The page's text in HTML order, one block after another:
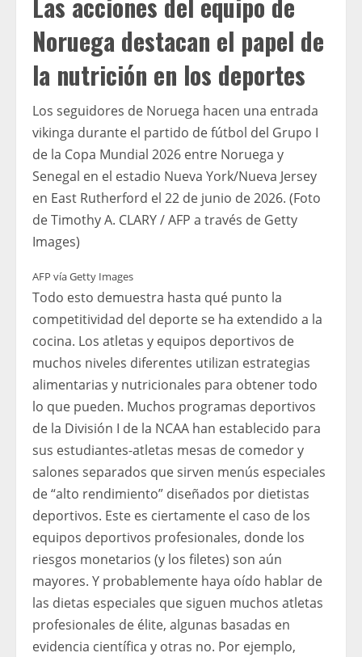
Noruega destacan el papel de
la nutrición en los deportes
Los seguidores de Noruega hacen una entrada
vikinga durante el partido de fútbol del Grupo I
de la Copa Mundial 2026 entre Noruega y
Senegal en el estadio Nueva York/Nueva Jersey
en East Rutherford el 22 de junio de 2026. (Foto
de Timothy A. CLARY / AFP a través de Getty
Images)
AFP vía Getty Images
Todo esto demuestra hasta qué punto la
competitividad del deporte se ha extendido a la
cocina. Los atletas y equipos deportivos de
muchos niveles diferentes utilizan estrategias
alimentarias y nutricionales para obtener todo
lo que pueden. Muchos programas deportivos
de la División I de la NCAA han establecido para
sus estudiantes-atletas mesas de comedor y
salones separados que sirven menús especiales
de “alto rendimiento” diseñados por dietistas
deportivos. Este es ciertamente el caso de los
equipos deportivos profesionales, donde los
riesgos monetarios (y los filetes) son aún
mayores. Y probablemente haya oído hablar de
las dietas especiales que siguen muchos atletas
profesionales de élite, algunas basadas en
evidencia científica y otras no. Por ejemplo,